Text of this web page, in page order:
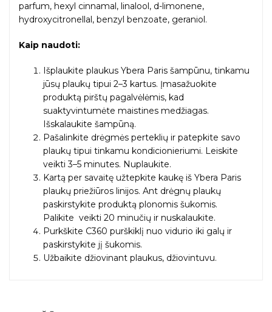
parfum, hexyl cinnamal, linalool, d-limonene,
hydroxycitronellal, benzyl benzoate, geraniol.
Kaip naudoti:
Išplaukite plaukus Ybera Paris šampūnu, tinkamu
jūsų plaukų tipui 2–3 kartus. Įmasažuokite
produktą pirštų pagalvėlėmis, kad
suaktyvintumėte maistines medžiagas.
Išskalaukite šampūną.
Pašalinkite drėgmės perteklių ir patepkite savo
plaukų tipui tinkamu kondicionieriumi. Leiskite
veikti 3–5 minutes. Nuplaukite.
Kartą per savaitę užtepkite kaukę iš Ybera Paris
plaukų priežiūros linijos. Ant drėgnų plaukų
paskirstykite produktą plonomis šukomis.
Palikite veikti 20 minučių ir nuskalaukite.
Purkškite C360 purškiklį nuo vidurio iki galų ir
paskirstykite jį šukomis.
Užbaikite džiovinant plaukus, džiovintuvu.